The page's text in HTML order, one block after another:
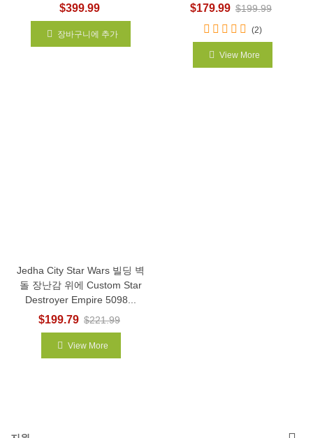
$399.99
장바구니에 추가
$179.99 $199.99
(2)
View More
Jedha City Star Wars 빌딩 벽
돌 장난감 위에 Custom Star
Destroyer Empire 5098...
$199.79 $221.99
View More